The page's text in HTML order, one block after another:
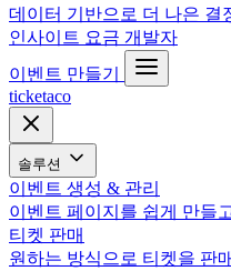
데이터 기반으로 더 나은 결
인사이트 요금 개발자
이벤트 만들기
ticketaco
솔루션
이벤트 생성 & 관리
이벤트 페이지를 쉽게 만들
티켓 판매
원하는 방식으로 티켓을 판